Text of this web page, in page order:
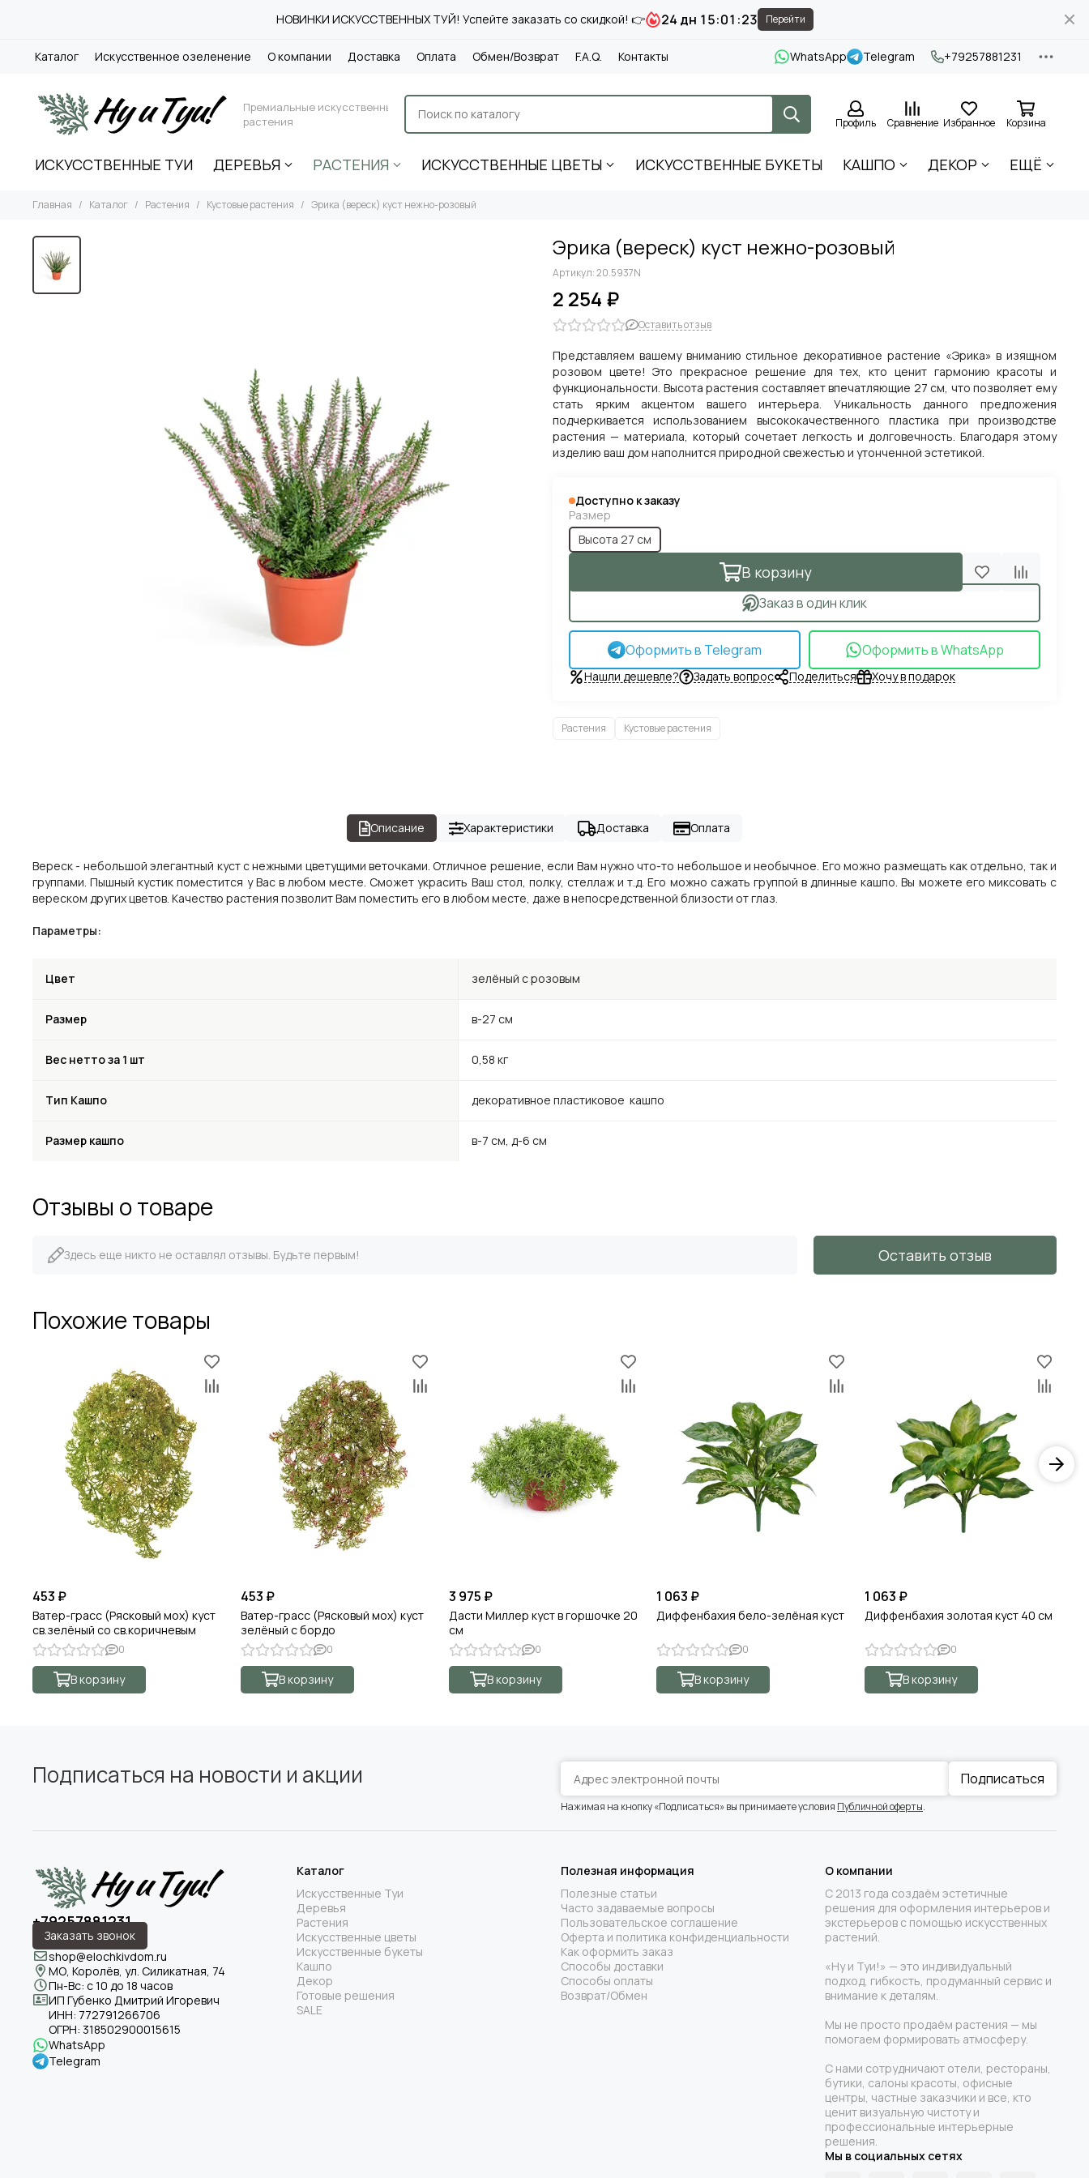
НОВИНКИ ИСКУССТВЕННЫХ ТУЙ! Успейте заказать со скидкой! 👉 24 дн 15:01:22 Перейти
Каталог Искусственное озеленение О компании Доставка Оплата Обмен/Возврат F.A.Q. Контакты WhatsApp Telegram +79257881231
Премиальные искусственные
растения
Профиль Сравнение Избранное Корзина
ИСКУССТВЕННЫЕ ТУИ ДЕРЕВЬЯ РАСТЕНИЯ ИСКУССТВЕННЫЕ ЦВЕТЫ ИСКУССТВЕННЫЕ БУКЕТЫ КАШПО ДЕКОР ЕЩЁ
Главная Каталог Растения Кустовые растения Эрика (вереск) куст нежно-розовый
Эрика (вереск) куст нежно-розовый
Артикул:20.5937N
2 254 ₽
Оставить отзыв
Представляем вашему вниманию стильное декоративное растение «Эрика» в изящном
розовом цвете! Это прекрасное решение для тех, кто ценит гармонию красоты и
функциональности. Высота растения составляет впечатляющие 27 см, что позволяет ему
стать ярким акцентом вашего интерьера. Уникальность данного предложения
подчеркивается использованием высококачественного пластика при производстве
растения — материала, который сочетает легкость и долговечность. Благодаря этому
изделию ваш дом наполнится природной свежестью и утонченной эстетикой.
Доступно к заказу
Размер
Высота 27 см
В корзину
Заказ в один клик
Оформить в Telegram Оформить в WhatsApp
Нашли дешевле? Задать вопрос Поделиться Хочу в подарок
Растения Кустовые растения
Описание Характеристики Доставка Оплата
Вереск - небольшой элегантный куст с нежными цветущими веточками. Отличное решение, если Вам нужно что-то небольшое и необычное. Его можно размещать как отдельно, так и
группами. Пышный кустик поместится у Вас в любом месте. Сможет украсить Ваш стол, полку, стеллаж и т.д. Его можно сажать группой в длинные кашпо. Вы можете его миксовать с
вереском других цветов. Качество растения позволит Вам поместить его в любом месте, даже в непосредственной близости от глаз.
Параметры:
Цвет зелёный с розовым
Размер в-27 см
Вес нетто за 1 шт 0,58 кг
Тип Кашпо декоративное пластиковое кашпо
Размер кашпо в-7 см, д-6 см
Отзывы о товаре
Здесь еще никто не оставлял отзывы. Будьте первым! Оставить отзыв
Похожие товары
453 ₽
Ватер-грасс (Рясковый мох) куст
св.зелёный со св.коричневым
0
В корзину
453 ₽
Ватер-грасс (Рясковый мох) куст
зелёный с бордо
0
В корзину
3 975 ₽
Дасти Миллер куст в горшочке 20
см
0
В корзину
1 063 ₽
Диффенбахия бело-зелёная куст
0
В корзину
1 063 ₽
Диффенбахия золотая куст 40 см
0
В корзину
Подписаться на новости и акции Подписаться
Нажимая на кнопку «Подписаться» вы принимаете условия Публичной оферты.
+79257881231
Заказать звонок
shop@elochkivdom.ru
МО, Королёв, ул. Силикатная, 74
Пн-Вс: с 10 до 18 часов
ИП Губенко Дмитрий Игоревич
ИНН: 772791266706
ОГРН: 318502900015615
WhatsApp
Telegram
Каталог
Искусственные Туи
Деревья
Растения
Искусственные цветы
Искусственные букеты
Кашпо
Декор
Готовые решения
SALE
Полезная информация
Полезные статьи
Часто задаваемые вопросы
Пользовательское соглашение
Оферта и политика конфиденциальности
Как оформить заказ
Способы доставки
Способы оплаты
Возврат/Обмен
О компании
С 2013 года создаём эстетичные
решения для оформления интерьеров и
экстерьеров с помощью искусственных
растений.
«Ну и Туи!» — это индивидуальный
подход, гибкость, продуманный сервис и
внимание к деталям.
Мы не просто продаём растения — мы
помогаем формировать атмосферу.
С нами сотрудничают отели, рестораны,
бутики, салоны красоты, офисные
центры, частные заказчики и все, кто
ценит визуальную чистоту и
профессиональные интерьерные
решения.
Мы в социальных сетях